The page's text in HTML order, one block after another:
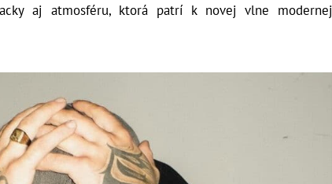
aj atmosféru, ktorá patrí k novej vlne modernej